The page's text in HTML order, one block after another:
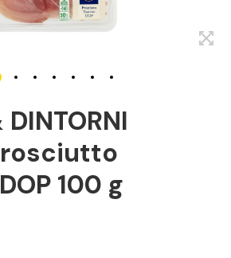
DINTORNI
100 g